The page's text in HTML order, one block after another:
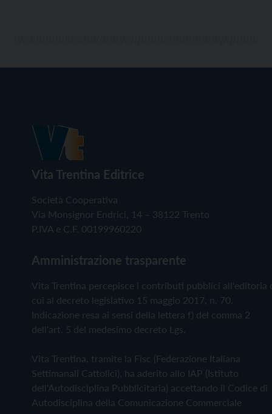
Vita Trentina Editrice
Società Cooperativa
Via Monsignor Endrici, 14 – 38122 Trento
P.IVA e C.F. 00199960220
Amministrazione trasparente
Vita Trentina percepisce i contributi pubblici all'editoria
cui al decreto legislativo 15 maggio 2017, n. 70.
Indicazione resa ai sensi della lettera f) del comma 2
dell'art. 5 del medesimo decreto Lgs.
Vita Trentina, tramite la Fisc (Federazione Italiana
Settimanali Cattolici), ha aderito allo IAP (Istituto
dell'Autodisciplina Pubblicitaria) accettando il Codice di
Autodisciplina della Comunicazione Commerciale